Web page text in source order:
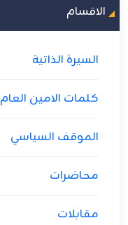
الاقسام
السيرة الذاتية
كلمات الامين العام
الموقف السياسي
محاضرات
مقابلات